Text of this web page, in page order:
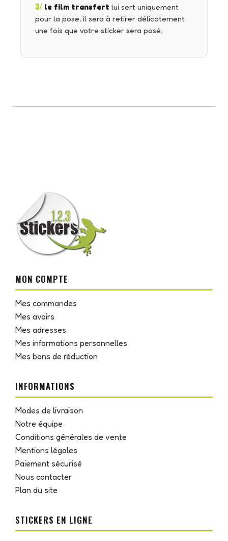
3/ le film transfert lui sert uniquement
pour la pose, il sera à retirer délicatement
une fois que votre sticker sera posé.
MON COMPTE
Mes commandes
Mes avoirs
Mes adresses
Mes informations personnelles
Mes bons de réduction
INFORMATIONS
Modes de livraison
Notre équipe
Conditions générales de vente
Mentions légales
Paiement sécurisé
Nous contacter
Plan du site
STICKERS EN LIGNE